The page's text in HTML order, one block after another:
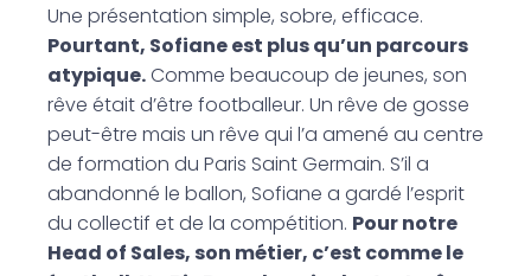
Une présentation simple, sobre, efficace.
Pourtant, Sofiane est plus qu’un parcours
atypique.Comme beaucoup de jeunes, son
rêve était d’être footballeur. Un rêve de gosse
peut-être mais un rêve qui l’a amené au centre
de formation du Paris Saint Germain. S’il a
abandonné le ballon, Sofiane a gardé l’esprit
du collectif et de la compétition. Pour notre
Head of Sales, son métier, c’est comme le